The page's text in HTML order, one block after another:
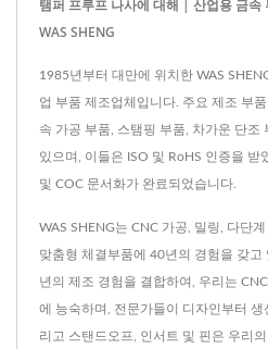
탬퍼 프루프 나사에 대해 | 산업용 금속
WAS SHENG
1985년부터 대만에 위치한 WAS
업 부품 제조업체입니다. 주요 제조 부
속 가공 부품, 스탬핑 부품, 차가운 단조
있으며, 이들은 ISO 및 RoHS 인증을 받
및 COC 문서화가 완료되었습니다.
WAS SHENG는 CNC 가공, 밀링, 다단
맞춤형 체결부품에 40년의 경험을 갖
년의 제조 경험을 결합하여, 우리는
에 능숙하며, 전문가들이 디자인부터
리고 스탠드오프, 인서트 및 핀은 우리